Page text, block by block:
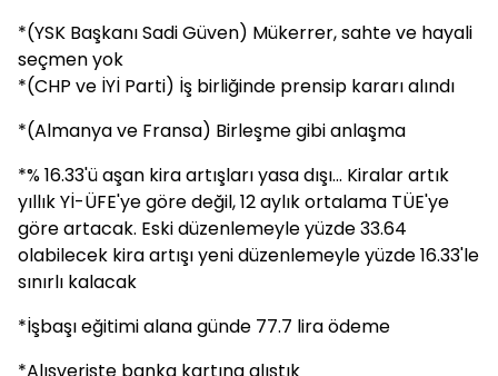
*(YSK Başkanı Sadi Güven) Mükerrer, sahte ve hayali
seçmen yok
*(CHP ve İYİ Parti) İş birliğinde prensip kararı alındı
*(Almanya ve Fransa) Birleşme gibi anlaşma
*% 16.33'ü aşan kira artışları yasa dışı... Kiralar artık
yıllık Yİ-ÜFE'ye göre değil, 12 aylık ortalama TÜE'ye
göre artacak. Eski düzenlemeyle yüzde 33.64
olabilecek kira artışı yeni düzenlemeyle yüzde 16.33'le
sınırlı kalacak
*İşbaşı eğitimi alana günde 77.7 lira ödeme